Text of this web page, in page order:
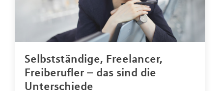
Selbstständige, Freelancer,
Freiberufler – das sind die
Unterschiede